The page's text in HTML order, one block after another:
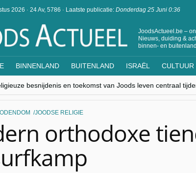
2026 · 24 Av, 5786 · Laatste publicatie: Donderdag 25 Juni 0:36
JoodsActueel.be –
Nieuws, duiding &
binnen- en buitenland
BINNENLAND BUITENLAND ISRAËL CULTUUR
besnijdenis en toekomst van Joods leven centraal
toont hoe moeilijk seculiere Westen
| ROEMENIË – Boekarest: de verrassing van Oost-
zit elke Jood in België op de beklaagdenbank”
JOODSE RELIGIE
orthodoxe